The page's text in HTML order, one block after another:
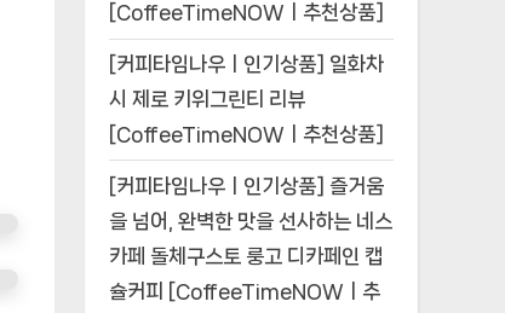
[CoffeeTimeNOWㅣ추천상품]
[커피타임나우ㅣ인기상품] 일화차
시 제로 키위그린티 리뷰
[CoffeeTimeNOWㅣ추천상품]
[커피타임나우ㅣ인기상품] 즐거움
을 넘어, 완벽한 맛을 선사하는 네스
카페 돌체구스토 룽고 디카페인 캡
슐커피 [CoffeeTimeNOWㅣ추